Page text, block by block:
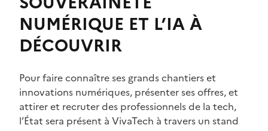
NUMÉRIQUE ET L’IA À
DÉCOUVRIR
Pour faire connaître ses grands chantiers et
innovations numériques, présenter ses offres, et
attirer et recruter des professionnels de la tech,
l’État sera présent à VivaTech à travers un stand